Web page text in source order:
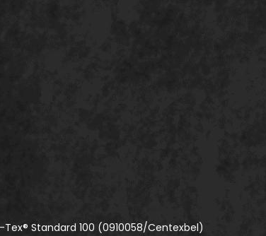
Standard 100 (0910058/Centexbel)